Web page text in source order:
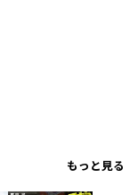
もっと見る